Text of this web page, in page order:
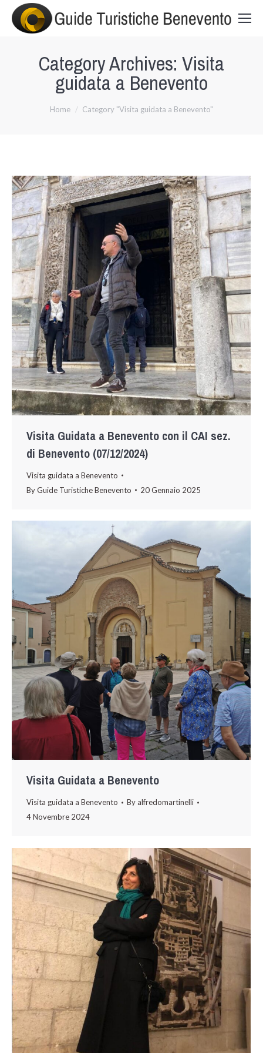
Category Archives: Visita
guidata a Benevento
You are here:
Home Category "Visita guidata a Benevento"
Visita Guidata a Benevento con il CAI sez.
di Benevento (07/12/2024)
Visita guidata a Benevento
ByGuide Turistiche Benevento 20 Gennaio 2025
Visita Guidata a Benevento
Visita guidata a Benevento Byalfredomartinelli
4 Novembre 2024